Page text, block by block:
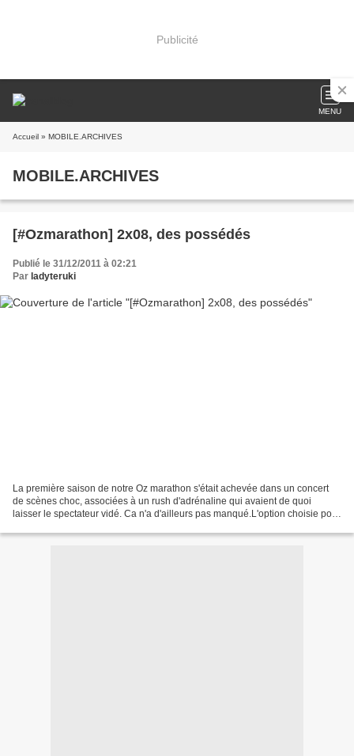
Publicité
MENU
Accueil » MOBILE.ARCHIVES
MOBILE.ARCHIVES
[#Ozmarathon] 2x08, des possédés
Publié le 31/12/2011 à 02:21
Par ladyteruki
La première saison de notre Oz marathon s'était achevée dans un concert
de scènes choc, associées à un rush d'adrénaline qui avaient de quoi
laisser le spectateur vidé. Ca n'a d'ailleurs pas manqué.L'option choisie pour